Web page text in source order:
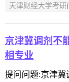
天津财经大学考研
京津冀调剂不
相专业
提问问题:京津